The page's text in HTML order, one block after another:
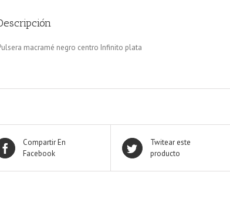
macramé negro centro Infinito plata
Compartir En
Facebook
Twitear este
producto